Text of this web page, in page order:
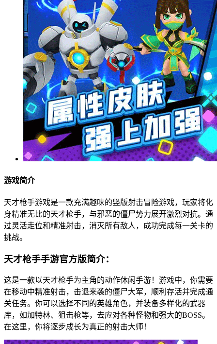
游戏简介
天才枪手游戏是一款充满趣味的竖版射击冒险游戏，玩家将化
身精准无比的天才枪手，与邪恶的僵尸势力展开激烈对抗。通
过灵活走位和精准射击，消灭所有敌人，成功完成每一关卡的
挑战。
天才枪手手游官方版简介：
这是一款以天才枪手为主角的动作休闲手游！游戏中，你需要
在移动中精准射击，击退来袭的僵尸大军，顺利存活并完成通
关任务。你可以选择不同的英雄角色，并装备多样化的武器
库，如加特林、狙击枪等，去应对各种怪物和强大的BOSS。
在这里，你将逐步成长为真正的射击大师！